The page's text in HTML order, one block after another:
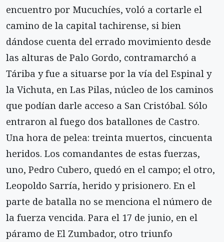
encuentro por Mucuchíes, voló a cortarle el
camino de la capital tachirense, si bien
dándose cuenta del errado movimiento desde
las alturas de Palo Gordo, contramarchó a
Táriba y fue a situarse por la vía del Espinal y
la Vichuta, en Las Pilas, núcleo de los caminos
que podían darle acceso a San Cristóbal. Sólo
entraron al fuego dos batallones de Castro.
Una hora de pelea: treinta muertos, cincuenta
heridos. Los comandantes de estas fuerzas,
uno, Pedro Cubero, quedó en el campo; el otro,
Leopoldo Sarría, herido y prisionero. En el
parte de batalla no se menciona el número de
la fuerza vencida. Para el 17 de junio, en el
páramo de El Zumbador, otro triunfo